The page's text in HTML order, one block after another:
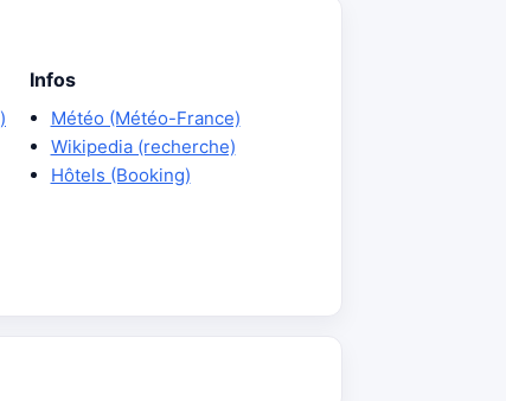
Infos
Météo (Météo-France)
Wikipedia (recherche)
Hôtels (Booking)